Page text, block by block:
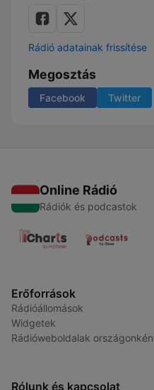
Rádió adatainak frissítése
Megosztás
Facebook Twitter
Online Rádió
Rádiók és podcastok
Erőforrások
Rádióállomások
Widgetek
Rádióweboldalak
Rólunk és kapcsolat